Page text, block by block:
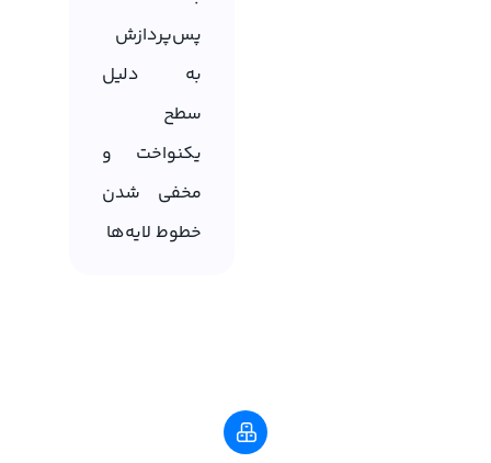
پس‌پردازش
به دلیل
سطح
یکنواخت و
مخفی شدن
خطوط لایه‌ها